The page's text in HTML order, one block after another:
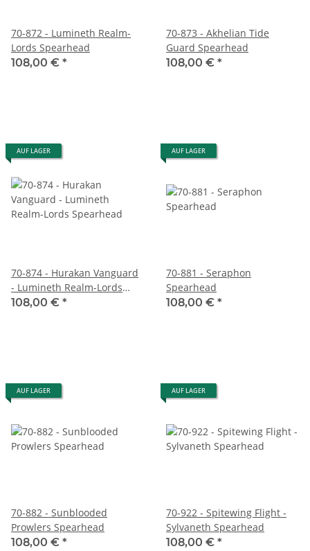
70-872 - Lumineth Realm-
Lords Spearhead
108,00 € *
70-873 - Akhelian Tide
Guard Spearhead
108,00 € *
AUF LAGER
70-874 - Hurakan Vanguard
- Lumineth Realm-Lords
Spearhead
108,00 € *
AUF LAGER
70-881 - Seraphon
Spearhead
108,00 € *
AUF LAGER
70-882 - Sunblooded
Prowlers Spearhead
108,00 € *
AUF LAGER
70-922 - Spitewing Flight -
Sylvaneth Spearhead
108,00 € *